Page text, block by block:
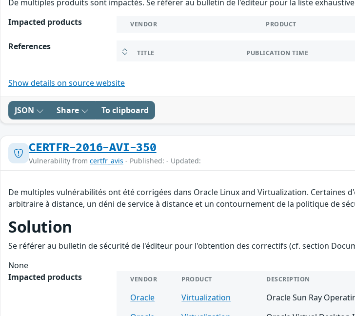
De multiples produits sont impactés. Se référer au bulletin de l'éditeur pour la liste
Impacted products
VENDOR PRODUCT
References
TITLE PUBLICATION TIME
Show details on source website
JSON Share To clipboard
CERTFR-2016-AVI-350
Vulnerability from certfr_avis - Published: - Updated:
De multiples vulnérabilités ont été corrigées dans Oracle Linux and Virtualization.
arbitraire à distance, un déni de service à distance et un contournement de la politique de
Solution
Se référer au bulletin de sécurité de l'éditeur pour l'obtention des correctifs (cf. section
None
Impacted products
VENDOR PRODUCT DESCRIPTION
Oracle Virtualization
Oracle Sun Ray